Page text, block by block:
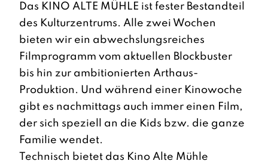
Das KINO ALTE MÜHLE ist fester Bestandteil
des Kulturzentrums. Alle zwei Wochen
bieten wir ein abwechslungsreiches
Filmprogramm vom aktuellen Blockbuster
bis hin zur ambitionierten Arthaus-
Produktion. Und während einer Kinowoche
gibt es nachmittags auch immer einen Film,
der sich speziell an die Kids bzw. die ganze
Familie wendet.
Technisch bietet das Kino Alte Mühle